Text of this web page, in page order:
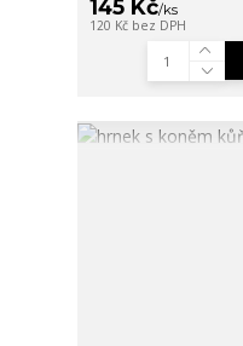
145 Kč/ks
120 Kč bez DPH